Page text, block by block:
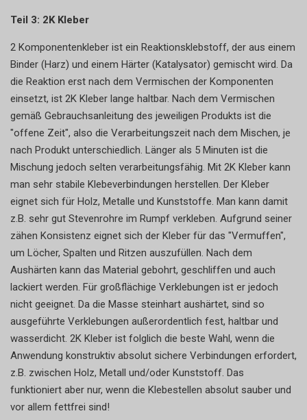
Teil 3: 2K Kleber
2 Komponentenkleber ist ein Reaktionsklebstoff, der aus einem
Binder (Harz) und einem Härter (Katalysator) gemischt wird. Da
die Reaktion erst nach dem Vermischen der Komponenten
einsetzt, ist 2K Kleber lange haltbar. Nach dem Vermischen
gemäß Gebrauchsanleitung des jeweiligen Produkts ist die
"offene Zeit", also die Verarbeitungszeit nach dem Mischen, je
nach Produkt unterschiedlich. Länger als 5 Minuten ist die
Mischung jedoch selten verarbeitungsfähig. Mit 2K Kleber kann
man sehr stabile Klebeverbindungen herstellen. Der Kleber
eignet sich für Holz, Metalle und Kunststoffe. Man kann damit
z.B. sehr gut Stevenrohre im Rumpf verkleben. Aufgrund seiner
zähen Konsistenz eignet sich der Kleber für das "Vermuffen",
um Löcher, Spalten und Ritzen auszufüllen. Nach dem
Aushärten kann das Material gebohrt, geschliffen und auch
lackiert werden. Für großflächige Verklebungen ist er jedoch
nicht geeignet. Da die Masse steinhart aushärtet, sind so
ausgeführte Verklebungen außerordentlich fest, haltbar und
wasserdicht. 2K Kleber ist folglich die beste Wahl, wenn die
Anwendung konstruktiv absolut sichere Verbindungen erfordert,
z.B. zwischen Holz, Metall und/oder Kunststoff. Das
funktioniert aber nur, wenn die Klebestellen absolut sauber und
vor allem fettfrei sind!